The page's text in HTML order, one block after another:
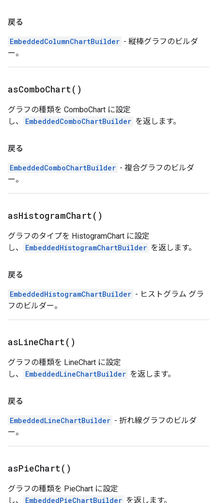
戻る
EmbeddedColumnChartBuilder - 縦棒グラフのビルダ
ー。
asComboChart( )
グラフの種類を ComboChart に設定
し、
EmbeddedComboChartBuilder を返します。
戻る
EmbeddedComboChartBuilder - 複合グラフのビルダ
ー。
asHistogramChart( )
グラフのタイプを HistogramChart に設定
し、
EmbeddedHistogramChartBuilder を返します。
戻る
EmbeddedHistogramChartBuilder - ヒストグラム グラ
フのビルダー。
asLineChart( )
グラフの種類を LineChart に設定
し、
EmbeddedLineChartBuilder を返します。
戻る
EmbeddedLineChartBuilder - 折れ線グラフのビルダ
ー。
asPieChart( )
グラフの種類を PieChart に設定
し、
EmbeddedPieChartBuilder を返します。